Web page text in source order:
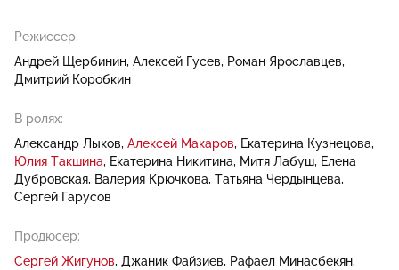
Режиссер:
Андрей Щербинин Алексей Гусев
Роман Ярославцев
Дмитрий Коробкин
В ролях:
Александр Лыков Алексей Макаров
Екатерина Кузнецова
Юлия Такшина Екатерина Никитина Митя Лабуш Елена
Дубровская Валерия Крючкова Татьяна Чердынцева
Сергей Гарусов
Продюсер:
Сергей Жигунов Джаник Файзиев
Рафаел Минасбекян